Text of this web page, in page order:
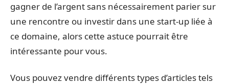
gagner de l’argent sans nécessairement parier sur
une rencontre ou investir dans une start-up liée à
ce domaine, alors cette astuce pourrait être
intéressante pour vous.
Vous pouvez vendre différents types d’articles tels